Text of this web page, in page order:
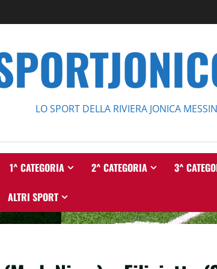
LO SPORT DELLA RIVIERA JONICA
1^ CATEGORIA 2^ CATEGORIA 3^
ALTRI SPORT